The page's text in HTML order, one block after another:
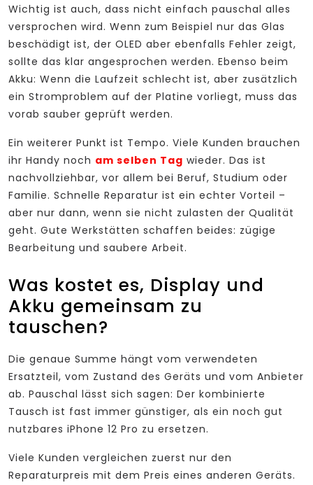
Wichtig ist auch, dass nicht einfach pauschal alles
versprochen wird. Wenn zum Beispiel nur das Glas
beschädigt ist, der OLED aber ebenfalls Fehler zeigt,
sollte das klar angesprochen werden. Ebenso beim
Akku: Wenn die Laufzeit schlecht ist, aber zusätzlich
ein Stromproblem auf der Platine vorliegt, muss das
vorab sauber geprüft werden.
Ein weiterer Punkt ist Tempo. Viele Kunden brauchen
ihr Handy noch am selben Tag wieder. Das ist
nachvollziehbar, vor allem bei Beruf, Studium oder
Familie. Schnelle Reparatur ist ein echter Vorteil –
aber nur dann, wenn sie nicht zulasten der Qualität
geht. Gute Werkstätten schaffen beides: zügige
Bearbeitung und saubere Arbeit.
Was kostet es, Display und
Akku gemeinsam zu
tauschen?
Die genaue Summe hängt vom verwendeten
Ersatzteil, vom Zustand des Geräts und vom Anbieter
ab. Pauschal lässt sich sagen: Der kombinierte
Tausch ist fast immer günstiger, als ein noch gut
nutzbares iPhone 12 Pro zu ersetzen.
Viele Kunden vergleichen zuerst nur den
Reparaturpreis mit dem Preis eines anderen Geräts.